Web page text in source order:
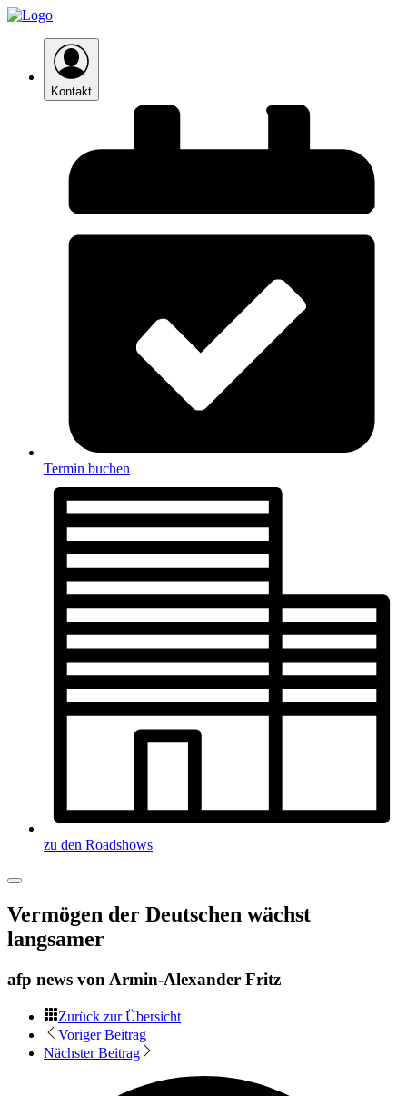
Kontakt
Termin buchen
zu den Roadshows
Vermögen der Deutschen wächst
langsamer
afp news von Armin-Alexander Fritz
Zurück zur Übersicht
Voriger Beitrag
Nächster Beitrag